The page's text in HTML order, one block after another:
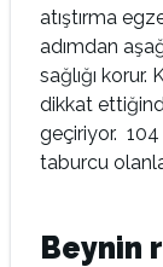
atıştırma
adımdan
sağlığı korur.
dikkat
geçiriyor. 104
taburcu
Beynin